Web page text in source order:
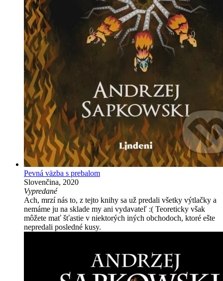
Pevná väzba s prebalom
Slovenčina, 2020
Vypredané
Ach, mrzí nás to, z tejto knihy sa už predali všetky výtlačky a
nemáme ju na sklade my ani vydavateľ :( Teoreticky však
môžete mať šťastie v niektorých iných obchodoch, ktoré ešte
nepredali posledné kusy.